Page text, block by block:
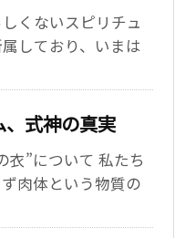
くないスピリチュ
しており、いまは
式神の真実
衣”について 私たち
肉体という物質の